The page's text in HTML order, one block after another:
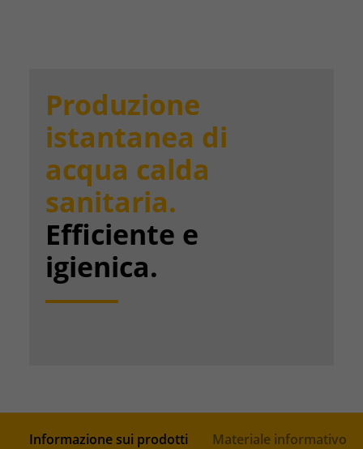
Produzione
istantanea di
acqua calda
sanitaria.
Efficiente e
igienica.
Informazione sui prodotti Materiale informativo